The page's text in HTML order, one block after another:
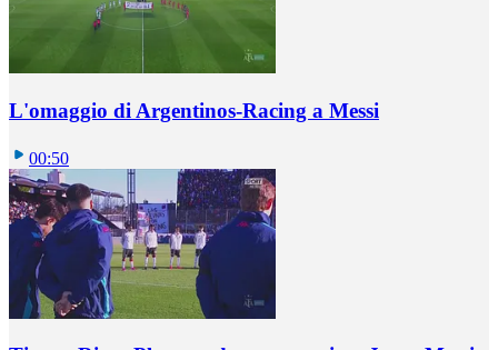
L'omaggio di Argentinos-Racing a Messi
00:50